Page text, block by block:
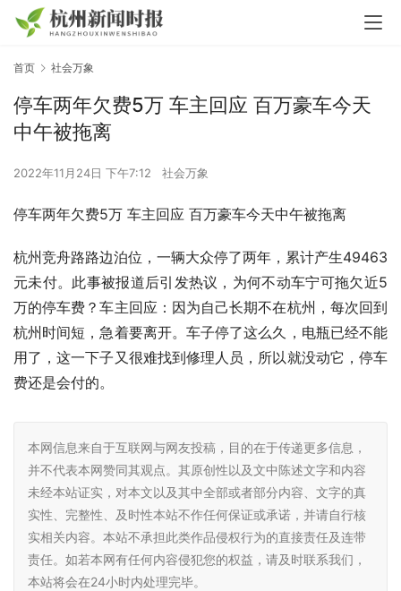
首页 社会万象
停车两年欠费5万 车主回应 百万豪车今天
中午被拖离
2022年11月24日 下午7:12 社会万象
停车两年欠费5万 车主回应 百万豪车今天中午被拖离
杭州竞舟路路边泊位，一辆大众停了两年，累计产生49463
元未付。此事被报道后引发热议，为何不动车宁可拖欠近5
万的停车费？车主回应：因为自己长期不在杭州，每次回到
杭州时间短，急着要离开。车子停了这么久，电瓶已经不能
用了，这一下子又很难找到修理人员，所以就没动它，停车
费还是会付的。
本网信息来自于互联网与网友投稿，目的在于传递更多信息，
并不代表本网赞同其观点。其原创性以及文中陈述文字和内容
未经本站证实，对本文以及其中全部或者部分内容、文字的真
实性、完整性、及时性本站不作任何保证或承诺，并请自行核
实相关内容。本站不承担此类作品侵权行为的直接责任及连带
责任。如若本网有任何内容侵犯您的权益，请及时联系我们，
本站将会在24小时内处理完毕。